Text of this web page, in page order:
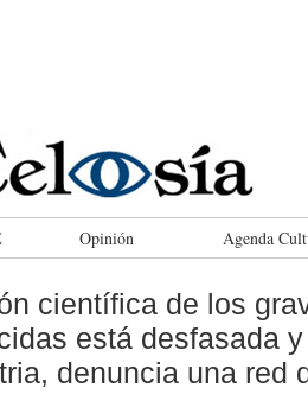
Opinión Agenda
científica de los
está desfasada
denuncia una red